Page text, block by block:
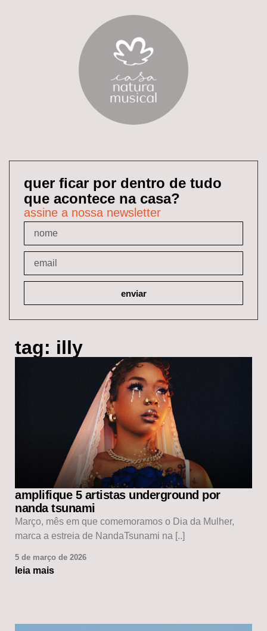
quer ficar por dentro de tudo
que acontece na casa?
assine a nossa newsletter
enviar
tag: illy
amplifique 5 artistas underground por
nanda tsunami
Março, mês em que comemoramos o Dia da Mulher,
marca a estreia de NandaTsunami na [..]
5 de março de 2026
leia mais